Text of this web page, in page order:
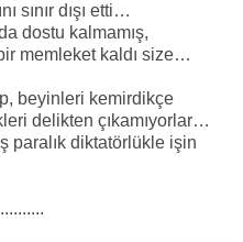
sınır dışı etti…
dostu kalmamış,
memleket kaldı size…
beyinleri kemirdikçe
delikten çıkamıyorlar…
paralık diktatörlükle işin